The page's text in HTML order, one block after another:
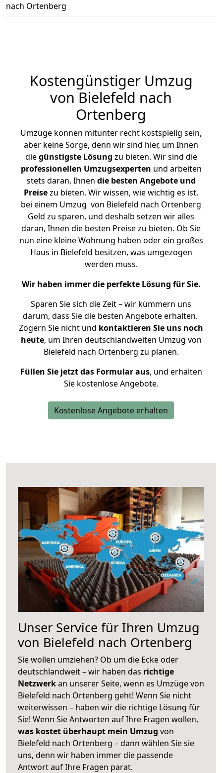
nach Ortenberg
Kostengünstiger Umzug
von Bielefeld nach
Ortenberg
Umzüge können mitunter recht kostspielig sein,
aber keine Sorge, denn wir sind hier, um Ihnen
diegünstigste Lösung zu bieten. Wir sind die
professionellen Umzugsexperten und arbeiten
stets daran, Ihnen die besten Angebote und
Preisezu bieten. Wir wissen, wie wichtig es ist,
bei einem Umzug von Bielefeld nach Ortenberg
Geld zu sparen, und deshalb setzen wir alles
daran, Ihnen die besten Preise zu bieten. Ob Sie
nun eine kleine Wohnung haben oder ein großes
Haus in Bielefeld besitzen, was umgezogen
werden muss.
Wir haben immer die perfekte Lösung für Sie.
Sparen Sie sich die Zeit – wir kümmern uns
darum, dass Sie die besten Angebote erhalten.
Zögern Sie nicht und kontaktieren Sie uns noch
heute, um Ihren deutschlandweiten Umzug von
Bielefeld nach Ortenberg zu planen.
Füllen Sie jetzt das Formular aus, und erhalten
Sie kostenlose Angebote.
Kostenlose Angebote erhalten
Unser Service für Ihren Umzug
von Bielefeld nach Ortenberg
Sie wollen umziehen? Ob um die Ecke oder
deutschlandweit – wir haben das richtige
Netzwerkan unserer Seite, wenn es Umzüge von
Bielefeld nach Ortenberg geht! Wenn Sie nicht
weiterwissen – haben wir die richtige Lösung für
Sie! Wenn Sie Antworten auf Ihre Fragen wollen,
was kostet überhaupt mein Umzug von
Bielefeld nach Ortenberg – dann wählen Sie sie
uns, denn wir haben immer die passende
Antwort auf Ihre Fragen parat.